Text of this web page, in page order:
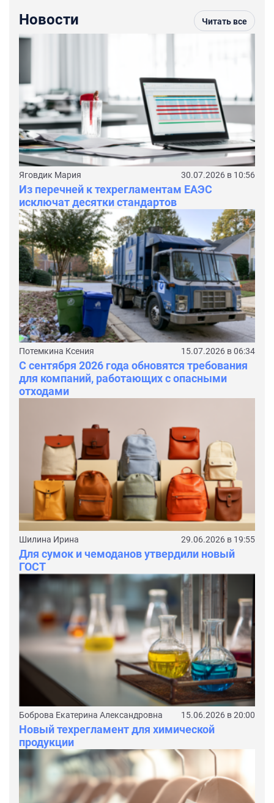
Новости Читать все
Яговдик Мария 30.07.2026 в 10:56
Из перечней к техрегламентам ЕАЭС
исключат десятки стандартов
Потемкина Ксения 15.07.2026 в 06:34
С сентября 2026 года обновятся требования
для компаний, работающих с опасными
отходами
Шилина Ирина 29.06.2026 в 19:55
Для сумок и чемоданов утвердили новый
ГОСТ
Боброва Екатерина Александровна 15.06.2026 в 20:00
Новый техрегламент для химической
продукции